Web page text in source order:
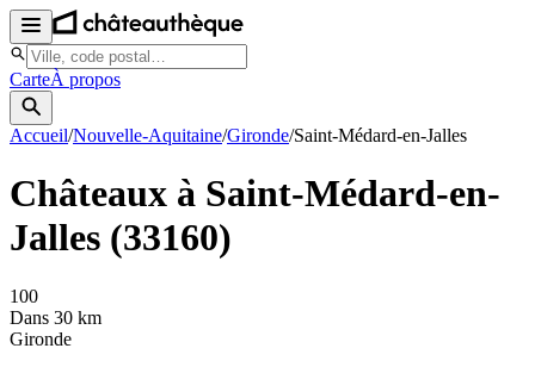
CarteÀ propos
Accueil/Nouvelle-Aquitaine/Gironde/Saint-Médard-en-Jalles
Châteaux à Saint-Médard-en-
Jalles (33160)
100
Dans 30 km
Gironde